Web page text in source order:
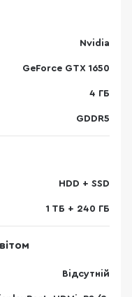
Nvidia
GeForce GTX 1650
4 ГБ
GDDR5
HDD + SSD
1 ТБ + 240 ГБ
Відсутній